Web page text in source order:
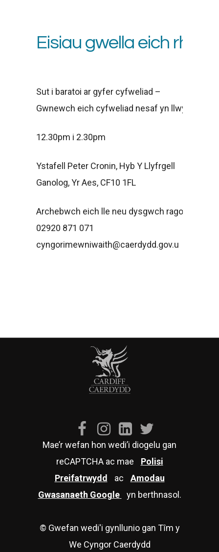
Eisiau gwella eich
Sut i baratoi ar gyfer cyfweliad –
Gwnewch eich cyfweliad nesaf yn llwyddiant
12.30pm i 2.30pm
Ystafell Peter Cronin, Hyb Y Llyfrgell
Ganolog, Yr Aes, CF10 1FL
Archebwch eich lle neu dysgwch ragor
02920 871 071
cyngorimewniwaith@caerdydd.gov.u
Mae’r wefan hon wedi’i diogelu gan
reCAPTCHA ac mae
Polisi
Preifatrwydd
ac
Amodau
Gwasanaeth Google
yn berthnasol.
© Gwefan wedi'i gynllunio gan Tȋm y
We Cyngor Caerdydd